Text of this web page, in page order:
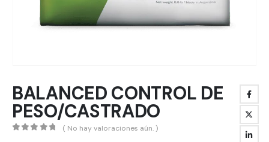
BALANCED CONTROL DE
PESO/CASTRADO
( No hay valoraciones aún. )